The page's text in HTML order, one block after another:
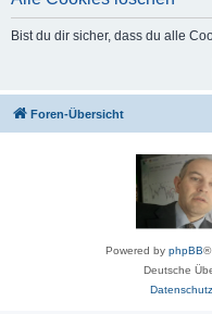
Bist du dir sicher, dass du alle
Foren-Übersicht
Powered by phpBB®
Deutsche
Datenschutz